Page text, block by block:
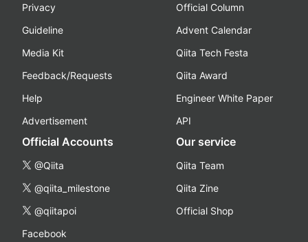
Privacy
Guideline
Media Kit
Feedback/Requests
Help
Advertisement
Official Column
Advent Calendar
Qiita Tech Festa
Qiita Award
Engineer White Paper
API
Official Accounts
@Qiita
@qiita_milestone
@qiitapoi
Facebook
Our service
Qiita Team
Qiita Zine
Official Shop